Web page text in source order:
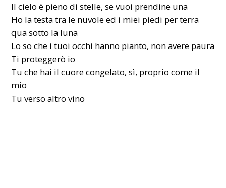
Il cielo è pieno di stelle, se vuoi prendine una
Ho la testa tra le nuvole ed i miei piedi per terra
qua sotto la luna
Lo so che i tuoi occhi hanno pianto, non avere paura
Ti proteggеrò io
Tu che hai il cuore congelato, sì, proprio comе il
mio
Tu verso altro vino